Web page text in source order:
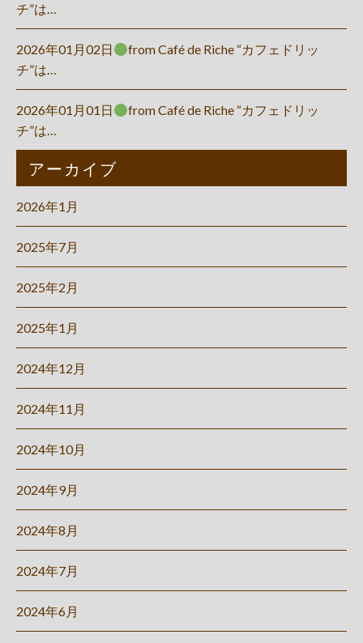
チ”は…
2026年01月02日
from Café de Riche “カフェドリッ
チ”は…
2026年01月01日
from Café de Riche “カフェドリッ
チ”は…
アーカイブ
2026年1月
2025年7月
2025年2月
2025年1月
2024年12月
2024年11月
2024年10月
2024年9月
2024年8月
2024年7月
2024年6月